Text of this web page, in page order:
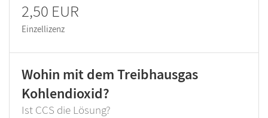
2,50 EUR
Einzellizenz
Wohin mit dem Treibhausgas
Kohlendioxid?
Ist CCS die Lösung?